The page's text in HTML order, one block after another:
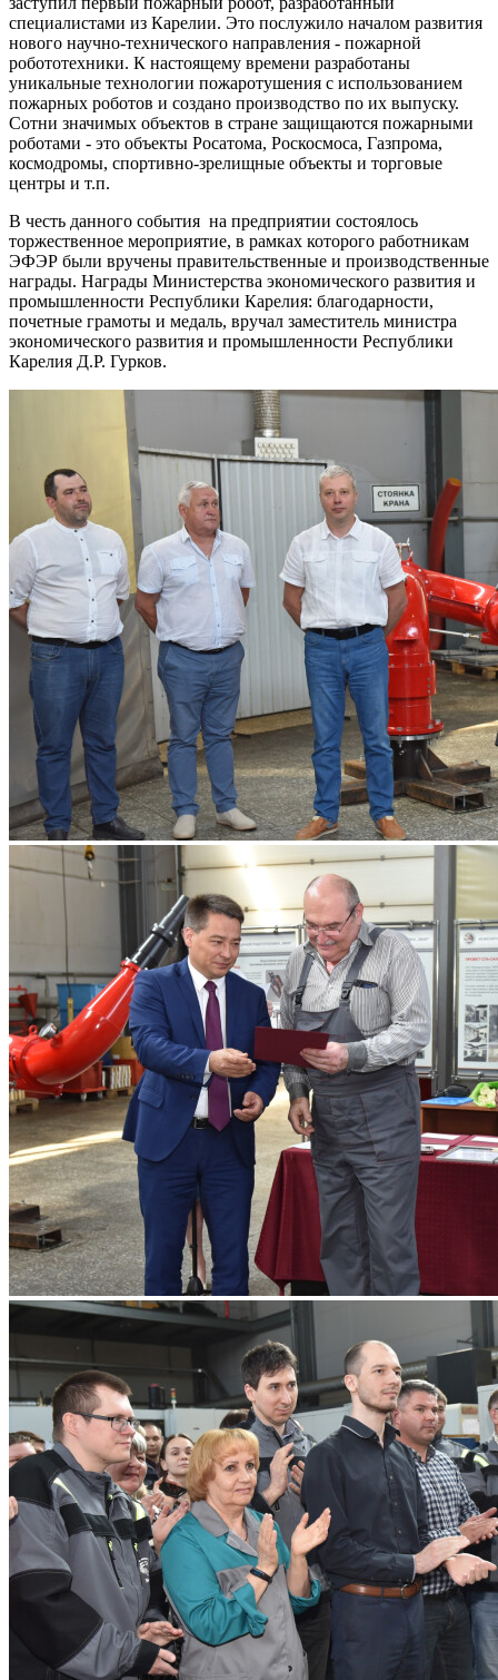
специалистами из Карелии. Это послужило началом развития
нового научно-технического направления - пожарной
робототехники. К настоящему времени разработаны
уникальные технологии пожаротушения с использованием
пожарных роботов и создано производство по их выпуску.
Сотни значимых объектов в стране защищаются пожарными
роботами - это объекты Росатома, Роскосмоса, Газпрома,
космодромы, спортивно-зрелищные объекты и торговые
центры и т.п.
В честь данного события на предприятии состоялось
торжественное мероприятие, в рамках которого работникам
ЭФЭР были вручены правительственные и производственные
награды. Награды Министерства экономического развития и
промышленности Республики Карелия: благодарности,
почетные грамоты и медаль, вручал заместитель министра
экономического развития и промышленности Республики
Карелия Д.Р. Гурков.